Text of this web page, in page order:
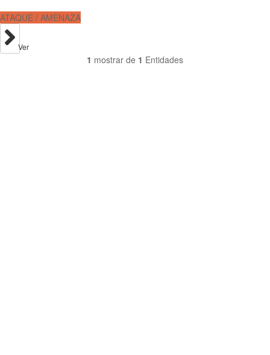
ATAQUE / AMENAZA
Ver
1 mostrar de 1 Entidades